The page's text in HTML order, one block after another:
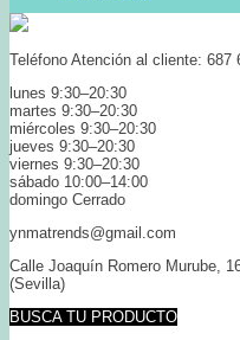
Teléfono Atención al cliente: 687
lunes 9:30–20:30
martes 9:30–20:30
miércoles 9:30–20:30
jueves 9:30–20:30
viernes 9:30–20:30
sábado 10:00–14:00
domingo Cerrado
ynmatrends@gmail.com
Calle Joaquín Romero Murube,
(Sevilla)
BUSCA TU PRODUCTO